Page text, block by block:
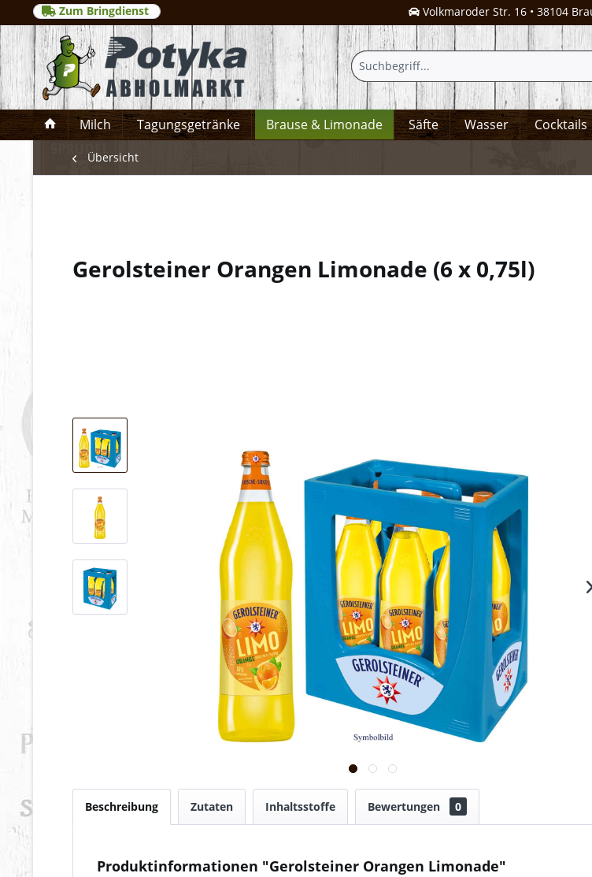
Zum Bringdienst Volkmaroder Str. 16 • 38104
Milch Tagungsgetränke Brause & Limonade Säfte Wasser Cocktails
Übersicht
Gerolsteiner Orangen Limonade (6 x 0,75l)
Beschreibung Zutaten Inhaltsstoffe Bewertungen 0
Produktinformationen "Gerolsteiner Orangen Limonade"